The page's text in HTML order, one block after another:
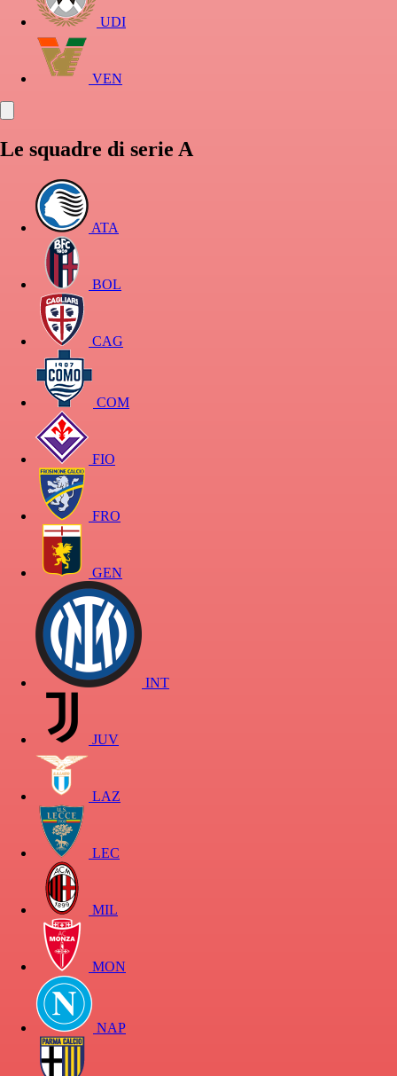
UDI
VEN
Le squadre di serie A
ATA
BOL
CAG
COM
FIO
FRO
GEN
INT
JUV
LAZ
LEC
MIL
MON
NAP